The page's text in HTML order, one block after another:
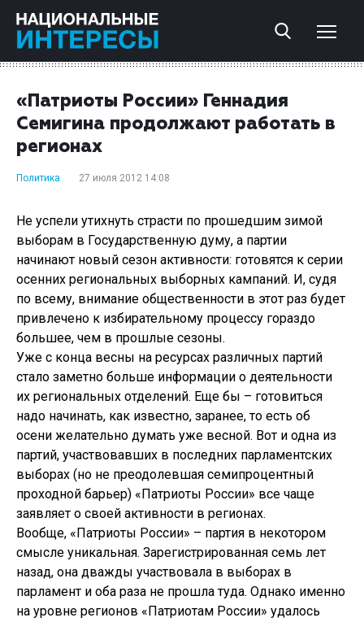
«Патриоты России» Геннадия
Семигина продолжают работать в
регионах
Политика 27 июля 2012 14:08
Не успели утихнуть страсти по прошедшим зимой
выборам в Государственную думу, а партии
начинают новый сезон активности: готовятся к серии
осенних региональных выборных кампаний. И, судя
по всему, внимание общественности в этот раз будет
привлечено к избирательному процессу гораздо
большее, чем в прошлые сезоны.
Уже с конца весны на ресурсах различных партий
стало заметно больше информации о деятельности
их региональных отделений. Еще бы – готовиться
надо начинать, как известно, заранее, то есть об
осени желательно думать уже весной. Вот и одна из
партий, участвовавших в последних парламентских
выборах (но не преодолевшая семипроцентный
проходной барьер) «Патриоты России» все чаще
заявляет о своей активности в регионах.
Вообще, «Патриоты России» – партия в некотором
смысле уникальная. Зарегистрированная семь лет
назад, она дважды участвовала в выборах в
парламент и оба раза не прошла туда. Однако именно
на уровне регионов «Патриотам России» удалось